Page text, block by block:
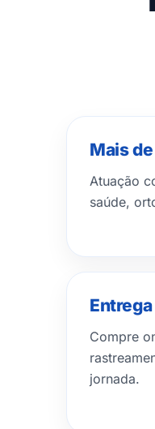
Mais
Atuação
saúde,
Compre
jornada.